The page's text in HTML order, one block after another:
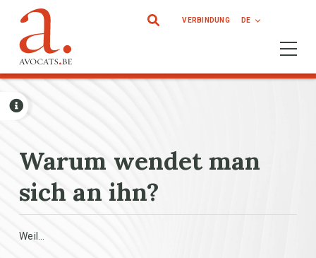
Direkt zum Inhalt
Ouvrir
VERBINDUNG DE
Warum wendet man
sich an ihn?
Weil…